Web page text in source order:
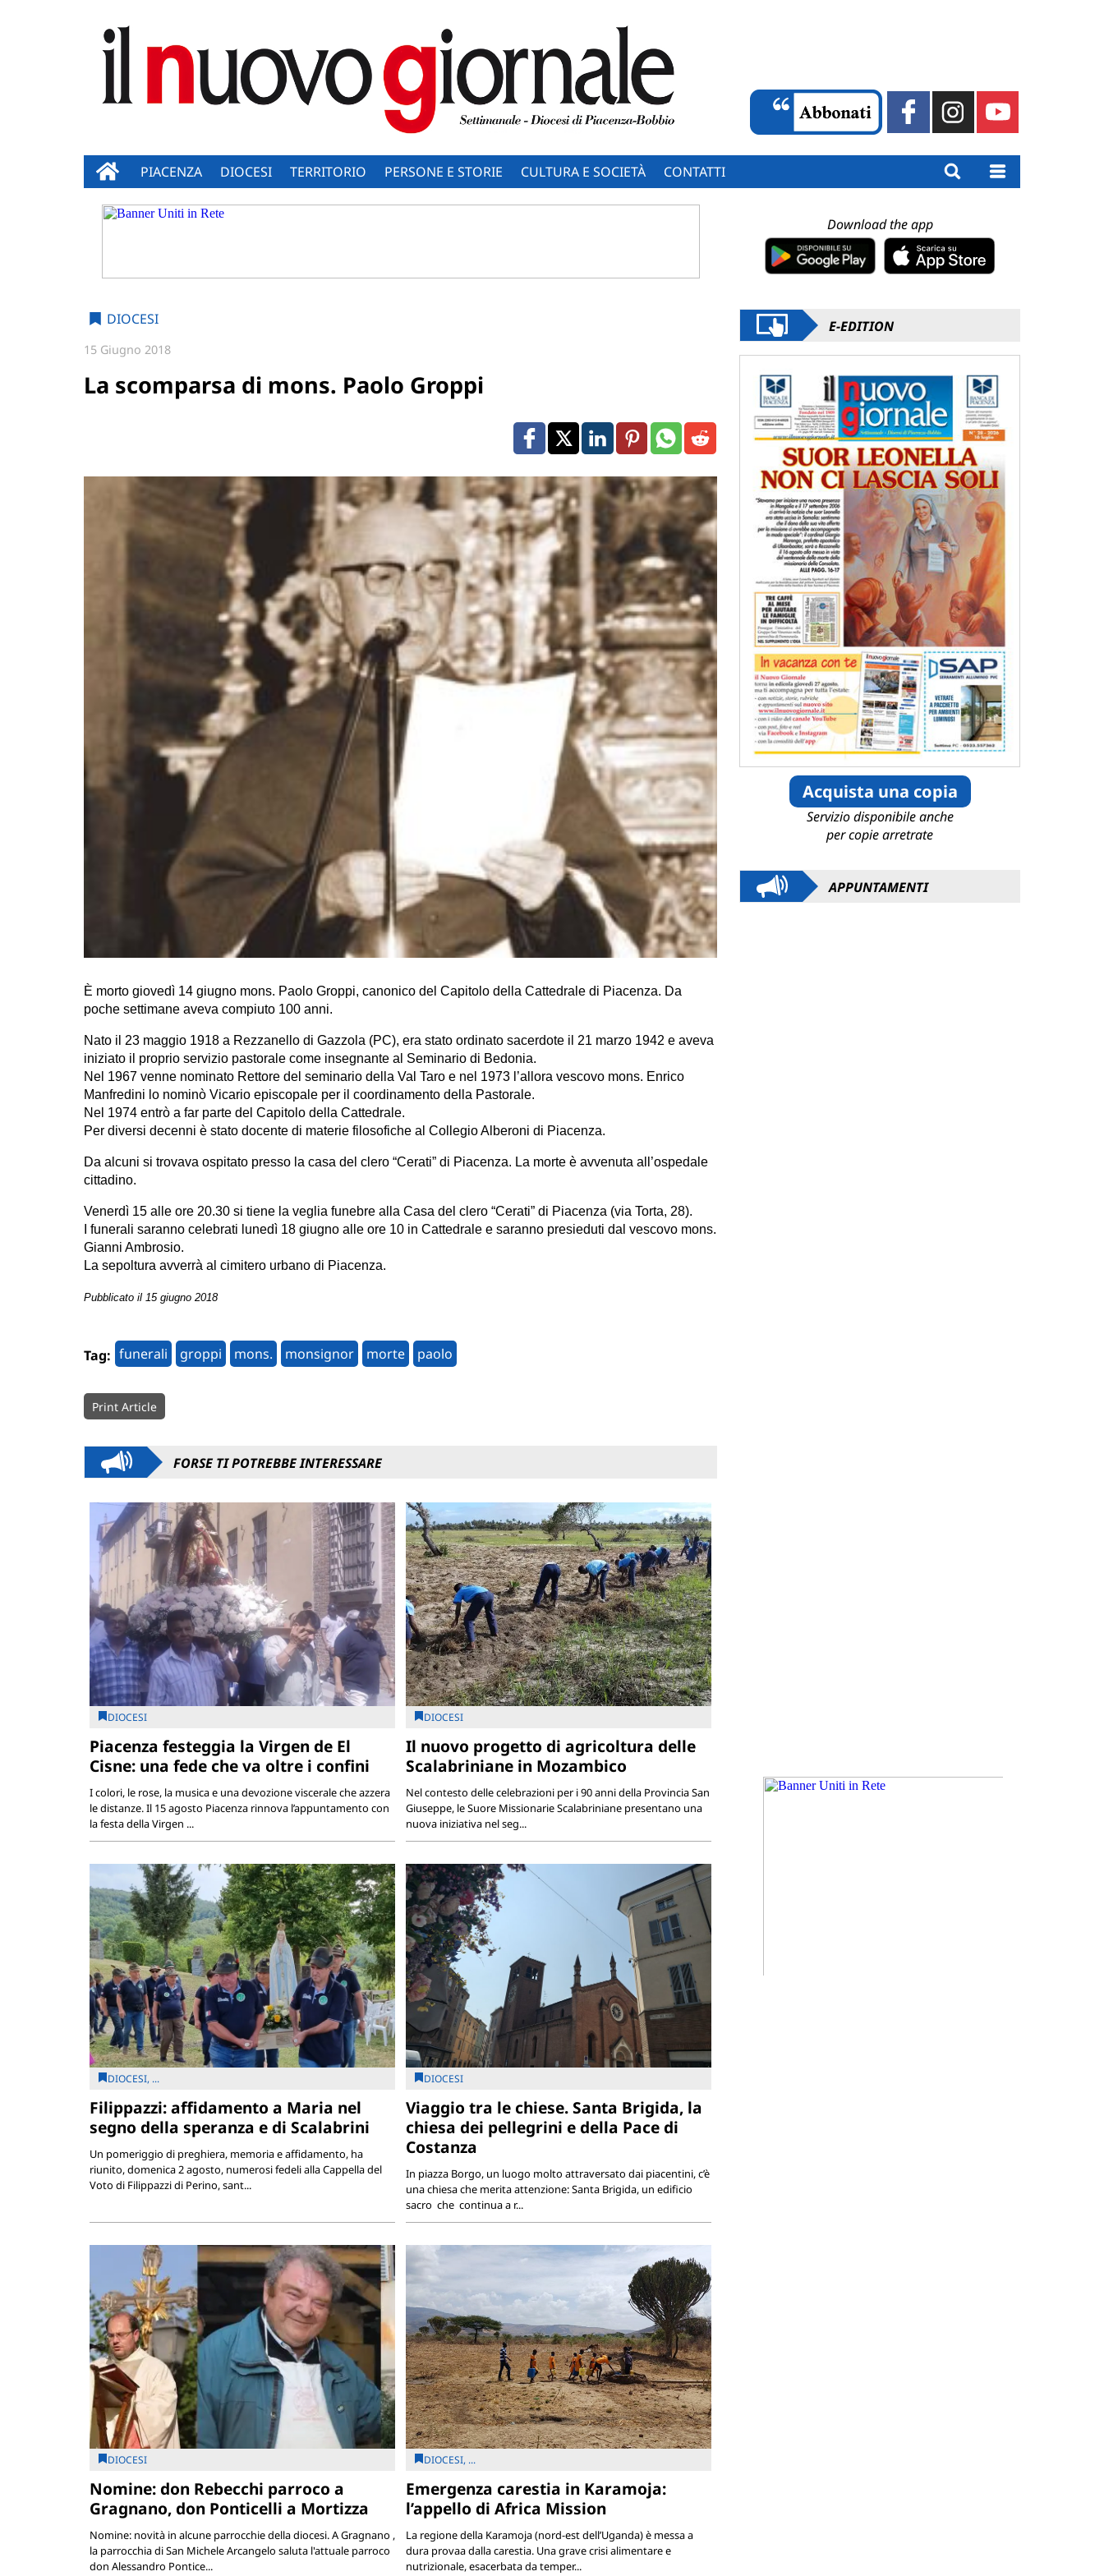
PIACENZA DIOCESI TERRITORIO PERSONE E STORIE CULTURA E SOCIETÀ CONTATTI
DIOCESI
15 Giugno 2018
La scomparsa di mons. Paolo Groppi
È morto giovedì 14 giugno mons. Paolo Groppi, canonico del Capitolo della Cattedrale di Piacenza. Da
poche settimane aveva compiuto 100 anni.
Nato il 23 maggio 1918 a Rezzanello di Gazzola (PC), era stato ordinato sacerdote il 21 marzo 1942 e aveva
iniziato il proprio servizio pastorale come insegnante al Seminario di Bedonia.
Nel 1967 venne nominato Rettore del seminario della Val Taro e nel 1973 l’allora vescovo mons. Enrico
Manfredini lo nominò Vicario episcopale per il coordinamento della Pastorale.
Nel 1974 entrò a far parte del Capitolo della Cattedrale.
Per diversi decenni è stato docente di materie filosofiche al Collegio Alberoni di Piacenza.
Da alcuni si trovava ospitato presso la casa del clero “Cerati” di Piacenza. La morte è avvenuta all’ospedale
cittadino.
Venerdì 15 alle ore 20.30 si tiene la veglia funebre alla Casa del clero “Cerati” di Piacenza (via Torta, 28).
I funerali saranno celebrati lunedì 18 giugno alle ore 10 in Cattedrale e saranno presieduti dal vescovo mons.
Gianni Ambrosio.
La sepoltura avverrà al cimitero urbano di Piacenza.
Pubblicato il 15 giugno 2018
Tag: funerali groppi mons. monsignor morte paolo
Print Article
FORSE TI POTREBBE INTERESSARE
DIOCESI
Piacenza festeggia la Virgen de El
Cisne: una fede che va oltre i confini
I colori, le rose, la musica e una devozione viscerale che azzera
le distanze. Il 15 agosto Piacenza rinnova l’appuntamento con
la festa della Virgen ...
DIOCESI
Il nuovo progetto di agricoltura delle
Scalabriniane in Mozambico
Nel contesto delle celebrazioni per i 90 anni della Provincia San
Giuseppe, le Suore Missionarie Scalabriniane presentano una
nuova iniziativa nel seg...
DIOCESI, ...
Filippazzi: affidamento a Maria nel
segno della speranza e di Scalabrini
Un pomeriggio di preghiera, memoria e affidamento, ha
riunito, domenica 2 agosto, numerosi fedeli alla Cappella del
Voto di Filippazzi di Perino, sant...
DIOCESI
Viaggio tra le chiese. Santa Brigida, la
chiesa dei pellegrini e della Pace di
Costanza
In piazza Borgo, un luogo molto attraversato dai piacentini, c’è
una chiesa che merita attenzione: Santa Brigida, un edificio
sacro che continua a r...
DIOCESI
Nomine: don Rebecchi parroco a
Gragnano, don Ponticelli a Mortizza
Nomine: novità in alcune parrocchie della diocesi. A Gragnano ,
la parrocchia di San Michele Arcangelo saluta l'attuale parroco
don Alessandro Pontice...
DIOCESI, ...
Emergenza carestia in Karamoja:
l’appello di Africa Mission
La regione della Karamoja (nord-est dell’Uganda) è messa a
dura provaa dalla carestia. Una grave crisi alimentare e
nutrizionale, esacerbata da temper...
Download the app
E-EDITION
Acquista una copia
Servizio disponibile anche
per copie arretrate
APPUNTAMENTI